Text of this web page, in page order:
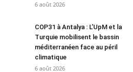
6 août 2026
COP31 à Antalya : L’UpM et la
Turquie mobilisent le bassin
méditerranéen face au péril
climatique
6 août 2026